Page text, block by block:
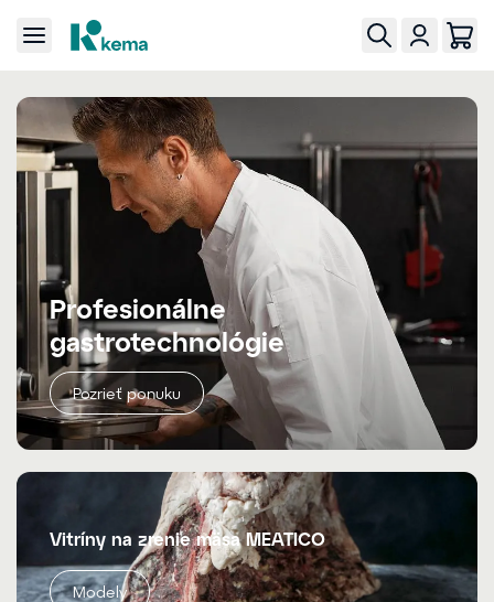
Profesionálne
gastrotechnológie
Pozrieť ponuku
Vitríny na zrenie mäsa MEATICO
Modely